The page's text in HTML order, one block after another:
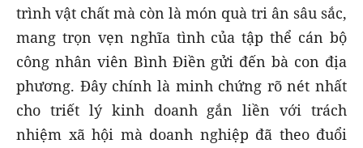
trình vật chất mà còn là món quà tri ân sâu sắc,
mang trọn vẹn nghĩa tình của tập thể cán bộ
công nhân viên Bình Điền gửi đến bà con địa
phương. Đây chính là minh chứng rõ nét nhất
cho triết lý kinh doanh gắn liền với trách
nhiệm xã hội mà doanh nghiệp đã theo đuổi